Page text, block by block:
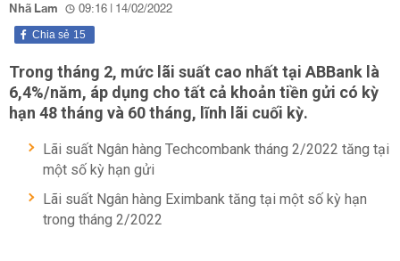
Nhã Lam 09:16 | 14/02/2022
15
Chia sẻ
Trong tháng 2, mức lãi suất cao nhất tại ABBank là
6,4%/năm, áp dụng cho tất cả khoản tiền gửi có kỳ
hạn 48 tháng và 60 tháng, lĩnh lãi cuối kỳ.
Lãi suất Ngân hàng Techcombank tháng 2/2022 tăng tại
một số kỳ hạn gửi
Lãi suất Ngân hàng Eximbank tăng tại một số kỳ hạn
trong tháng 2/2022